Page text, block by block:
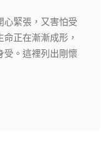
心緊張，又害怕受
正在漸漸成形，
受。這裡列出剛懷